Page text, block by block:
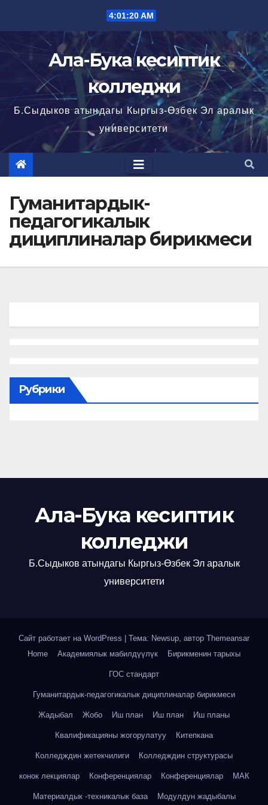
содержимому
4:01:20 AM
Ала-Бука кесиптик
колледжи
Б.Сыдыков атындагы Кыргыз-Өзбек Эл аралык
университети
Гуманитардык-
педагогикалык
дициплиналар бирикмеси
Рубрики
Ала-Бука кесиптик
колледжи
Б.Сыдыков атындагы Кыргыз-Өзбек Эл аралык
университети
Сайт работает на WordPress Тема: Newsup, автор Themeansar
Home
Академиялык мабилдүүлүк Бирикменин тарыхы
ГОС стандарт
Гуманитардык-педагогикалык дициплиналар бирикмеси
Жадыбал Жобо Иш план Иш план Иш планы
Квалификацияны жогорулатуу Китепкана
Колледждин жетекчилиги Колледждин структурасы
конок лекциялар Конференциялар Конференциялар МАК
Материалдык -техникалык база Модулдун жадыбалы